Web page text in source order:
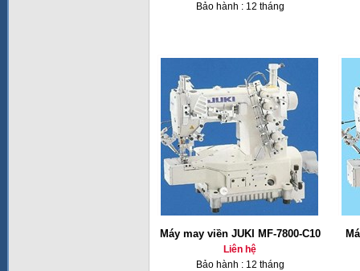
Bảo hành : 12 tháng
Máy may viền JUKI MF-7800-C10
Liên hệ
Bảo hành : 12 tháng